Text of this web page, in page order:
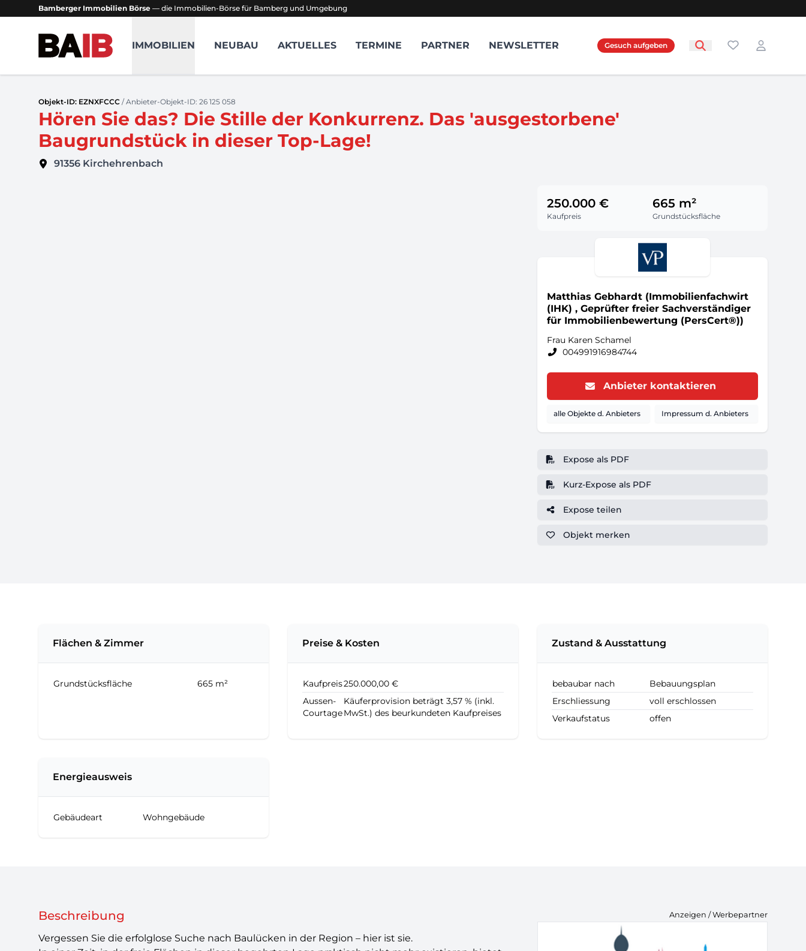
Bamberger Immobilien Börse — die Immobilien-Börse für Bamberg und Umgebung
Bamberger Immobilien Börse
IMMOBILIEN NEUBAU AKTUELLES TERMINE PARTNER NEWSLETTER Gesuch aufgeben Favoriten
Login
Objekt-ID: EZNXFCCC / Anbieter-Objekt-ID: 26 125 058
Hören Sie das? Die Stille der Konkurrenz. Das 'ausgestorbene'
Baugrundstück in dieser Top-Lage!
91356 Kirchehrenbach
Kaufpreis
250.000 €
Grundstücksfläche
665 m²
Matthias Gebhardt (Immobilienfachwirt
(IHK) , Geprüfter freier Sachverständiger
für Immobilienbewertung (PersCert®))
Frau Karen Schamel
004991916984744
Anbieter kontaktieren
alle Objekte d. Anbieters Impressum d. Anbieters
Expose als PDF
Kurz-Expose als PDF
Expose teilen
Objekt merken
Flächen & Zimmer
Grundstücksfläche 665 m²
Preise & Kosten
Kaufpreis250.000,00 €
Aussen-
Courtage
Käuferprovision beträgt 3,57 % (inkl.
MwSt.) des beurkundeten Kaufpreises
Zustand & Ausstattung
bebaubar nach
Bebauungsplan
Erschliessung
voll erschlossen
Verkaufstatus
offen
Energieausweis
Gebäudeart Wohngebäude
Beschreibung
Vergessen Sie die erfolglose Suche nach Baulücken in der Region – hier ist sie.
Anzeigen / Werbepartner